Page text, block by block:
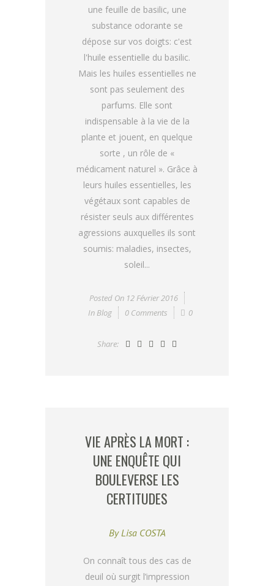
une feuille de basilic, une
substance odorante se
dépose sur vos doigts: c'est
l'huile essentielle du basilic.
Mais les huiles essentielles ne
sont pas seulement des
parfums. Elle sont
indispensable à la vie de la
plante et jouent, en quelque
sorte , un rôle de «
médicament naturel ». Grâce à
leurs huiles essentielles, les
végétaux sont capables de
résister seuls aux différentes
agressions auxquelles ils sont
soumis: maladies, insectes,
soleil...
Posted On 12 Février 2016
InBlog 0 Comments 0
Share:
VIE APRÈS LA MORT :
UNE ENQUÊTE QUI
BOULEVERSE LES
CERTITUDES
ByLisa COSTA
On connaît tous des cas de
deuil où surgit l’impression